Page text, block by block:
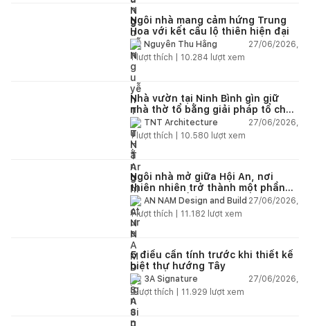
Ngôi nhà mang cảm hứng Trung
Hoa với kết cấu lộ thiên hiện đại
Nguyễn Thu Hằng
27/06/2026,
1lượt thích | 10.284 lượt xem
Nhà vườn tại Ninh Bình gìn giữ
nhà thờ tổ bằng giải pháp tổ chức
lại không gian
TNT Architecture
27/06/2026,
1lượt thích | 10.580 lượt xem
Ngôi nhà mở giữa Hội An, nơi
thiên nhiên trở thành một phần
của cuộc sống
AN NAM Design and Build 27/06/2026,
1lượt thích | 11.182 lượt xem
5 điều cần tính trước khi thiết kế
biệt thự hướng Tây
3A Signature
27/06/2026,
2lượt thích | 11.929 lượt xem